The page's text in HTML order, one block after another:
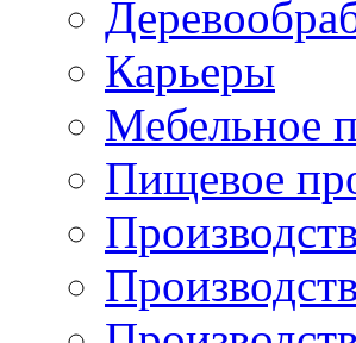
Карьеры
Мебельное
Пищевое